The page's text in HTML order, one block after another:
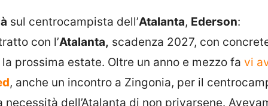
sul centrocampista dell’Atalanta, Ederson:
con l’Atalanta, scadenza 2027, con
prossima estate. Oltre un anno e mezzo fa vi
, anche un incontro a Zingonia, per il
dell’Atalanta di non privarsene.